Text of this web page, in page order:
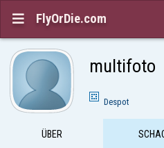
 FlyOrDie.com
multifoto
Despot
ÜBER